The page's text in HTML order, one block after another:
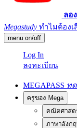
ลอ
Megastudy ทำไมต้องเ
menu on/off
Log In
ลงทะเบียน
MEGAPASS ท
ครูของ Mega
คณิตศาสต
ภาษาอังก